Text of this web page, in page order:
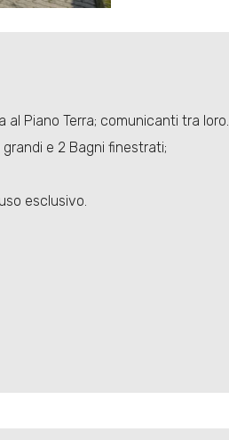
Piano Terra; comunicanti tra loro.
e 2 Bagni finestrati;
esclusivo.